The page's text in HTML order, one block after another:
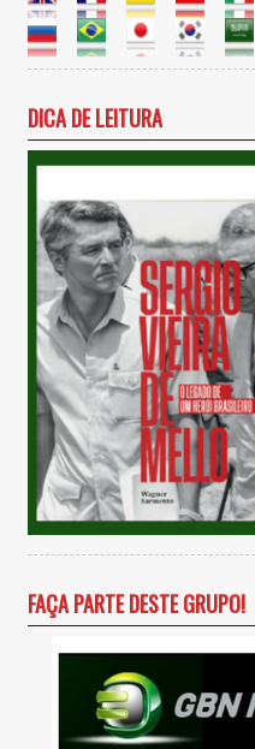
DICA DE LEITURA
FAÇA PARTE DESTE GRUPO!